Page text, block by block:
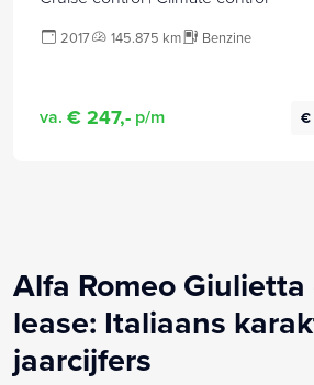
2017 145.875 km Benzine
va. € 247,- p/m €
Alfa Romeo
lease: Italiaans
jaarcijfers